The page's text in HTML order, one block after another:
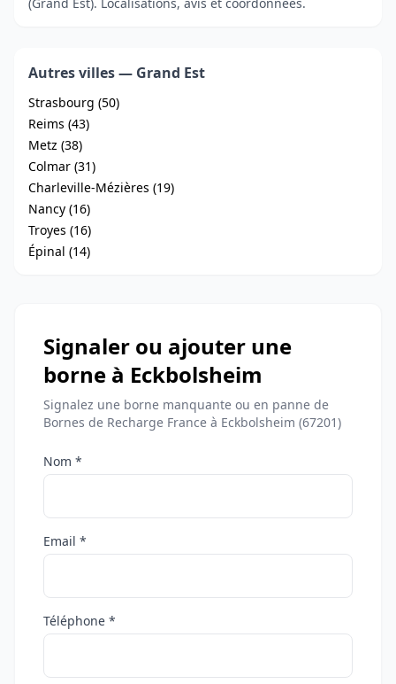
Autres villes — Grand Est
Strasbourg (50)
Reims (43)
Metz (38)
Colmar (31)
Charleville-Mézières (19)
Nancy (16)
Troyes (16)
Épinal (14)
Signaler ou ajouter une
borne à Eckbolsheim
Signalez une borne manquante ou en panne de
Bornes de Recharge France à Eckbolsheim (67201)
Nom *
Email *
Téléphone *